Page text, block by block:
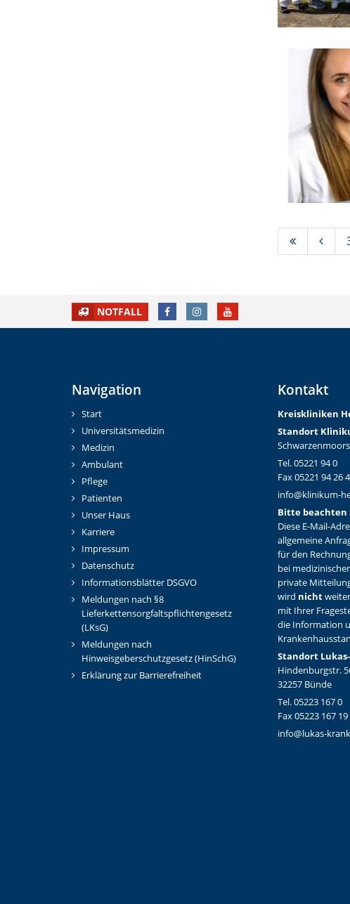
NOTFALL FACEBOOKINSTAGRAMYOUTUBE
Navigation
Start
Universitätsmedizin
Medizin
Ambulant
Pflege
Patienten
Unser Haus
Karriere
Impressum
Datenschutz
Informationsblätter DSGVO
Meldungen nach §8
Lieferkettensorgfaltspflichtengesetz
(LKsG)
Meldungen nach
Hinweisgeberschutzgesetz (HinSchG)
Erklärung zur Barrierefreiheit
Kontakt
Kreiskliniken
Standort
Tel. 05221 94 0
Fax 05221 94 26
info@klinikum-
Bitte beachten
Diese E-Mail-
allgemeine
für den
bei
private
wird nicht
mit Ihrer
die Information
Standort
Hindenburgstr.
32257 Bünde
Tel. 05223 167 0
Fax 05223 167 19
info@lukas-